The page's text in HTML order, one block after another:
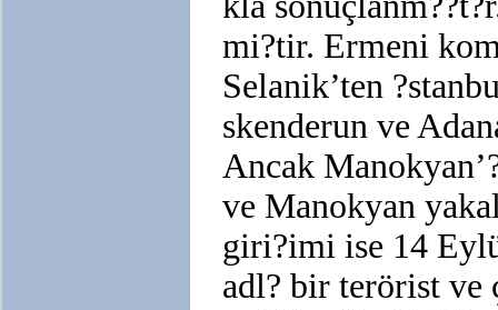
mi?tir. Ermeni
Selanik’ten
skenderun ve
Ancak
ve Manokyan
giri?imi ise 14
adl? bir terörist ve